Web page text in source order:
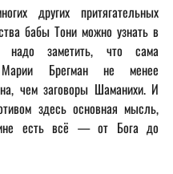
других притягательных
бабы Тони можно узнать в
надо заметить, что сама
Марии Брегман не менее
чем заговоры Шаманихи. И
здесь основная мысль,
есть всё — от Бога до